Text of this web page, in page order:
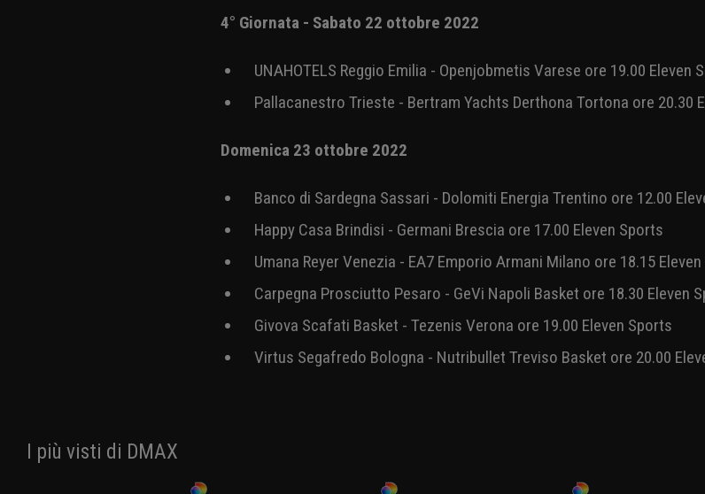
Openjobmetis Varese - Dolomiti Energia Trentino ore 17.35 Eleven
Germani Brescia - Givova Scafati Basket ore 19.30 Eleven Sports
UNAHOTELS Reggio Emilia - Openjobmetis Varese ore 19.00 Eleven
Pallacanestro Trieste - Bertram Yachts Derthona Tortona ore 20.30
Domenica 23 ottobre 2022
Banco di Sardegna Sassari - Dolomiti Energia Trentino ore 12.00
Happy Casa Brindisi - Germani Brescia ore 17.00 Eleven Sports